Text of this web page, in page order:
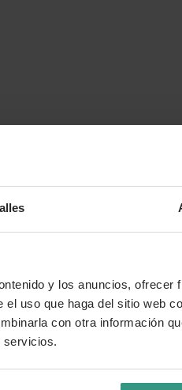
y los anuncios, ofrecer
uso que haga del sitio web
con otra información
servicios.